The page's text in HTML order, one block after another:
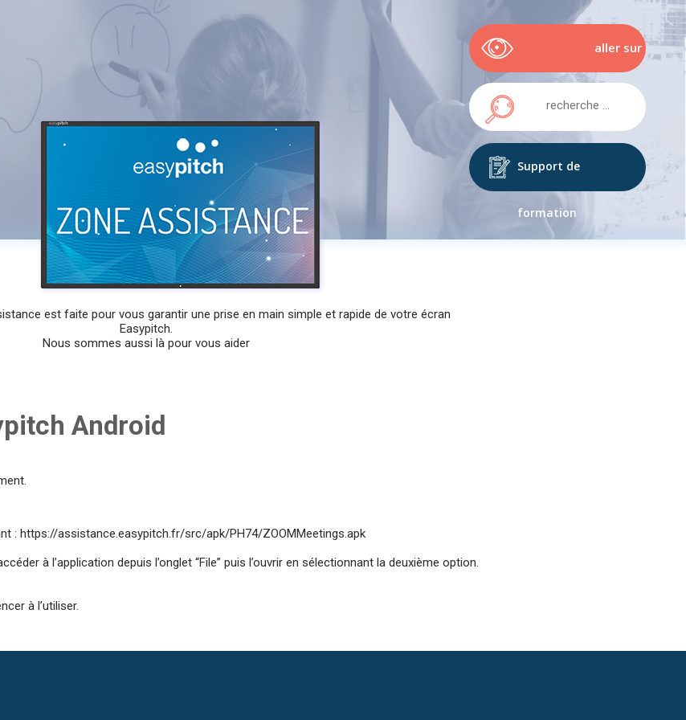
aller sur
easypitch.eu
Support de
formation
est faite pour vous garantir une prise en main simple et rapide de votre écran
Easypitch.
Nous sommes aussi là pour vous aider
Android
: https://assistance.easypitch.fr/src/apk/PH74/ZOOMMeetings.apk
à l’application depuis l’onglet “File” puis l’ouvrir en sélectionnant la deuxième option.
à l’utiliser.